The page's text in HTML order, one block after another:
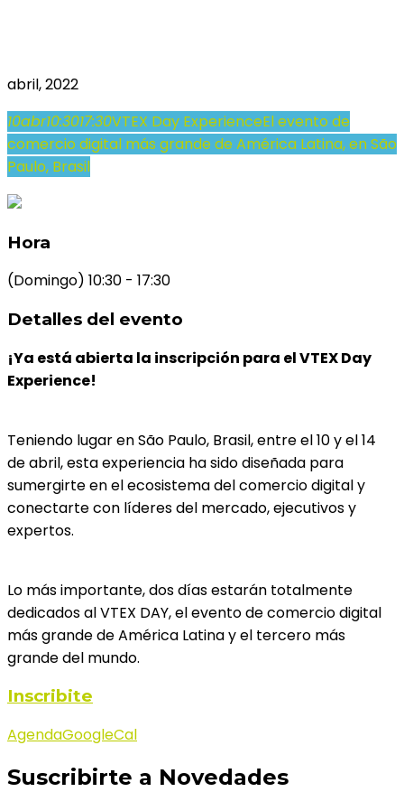
abril, 2022
10abr10:3017:30VTEX Day ExperienceEl evento de
comercio digital más grande de América Latina, en São
Paulo, Brasil
Hora
(Domingo) 10:30 - 17:30
Detalles del evento
¡Ya está abierta la inscripción para el VTEX Day
Experience!
Teniendo lugar en São Paulo, Brasil, entre el 10 y el 14
de abril, esta experiencia ha sido diseñada para
sumergirte en el ecosistema del comercio digital y
conectarte con líderes del mercado, ejecutivos y
expertos.
Lo más importante, dos días estarán totalmente
dedicados al VTEX DAY, el evento de comercio digital
más grande de América Latina y el tercero más
grande del mundo.
Inscribite
AgendaGoogleCal
Suscribirte a Novedades